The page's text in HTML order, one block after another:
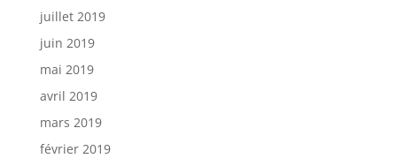
juillet 2019
juin 2019
mai 2019
avril 2019
mars 2019
février 2019